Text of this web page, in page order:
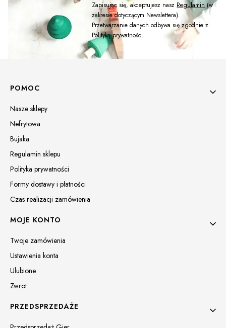
Zapisując się, akceptujesz nasz Regulamin(w
zakresie dotyczącym Newslettera).
Przetwarzanie danych odbywa się zgodnie z
Polityką prywatności.
Linki w stopce
POMOC
Nasze sklepy
Nefrytowa
Bujaka
Regulamin sklepu
Polityka prywatności
Formy dostawy i płatności
Czas realizacji zamówienia
MOJE KONTO
Twoje zamówienia
Ustawienia konta
Ulubione
Zwrot
PRZEDSPRZEDAŻE